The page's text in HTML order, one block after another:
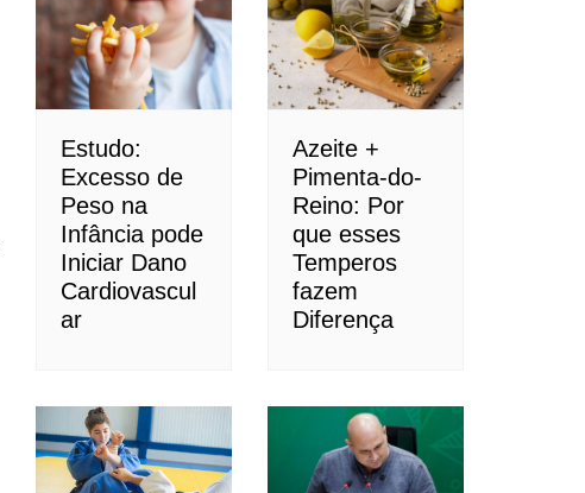
Estudo:
Excesso de
Peso na
Infância pode
Iniciar Dano
Cardiovascul
ar
Azeite +
Pimenta-do-
Reino: Por
que esses
Temperos
fazem
Diferença